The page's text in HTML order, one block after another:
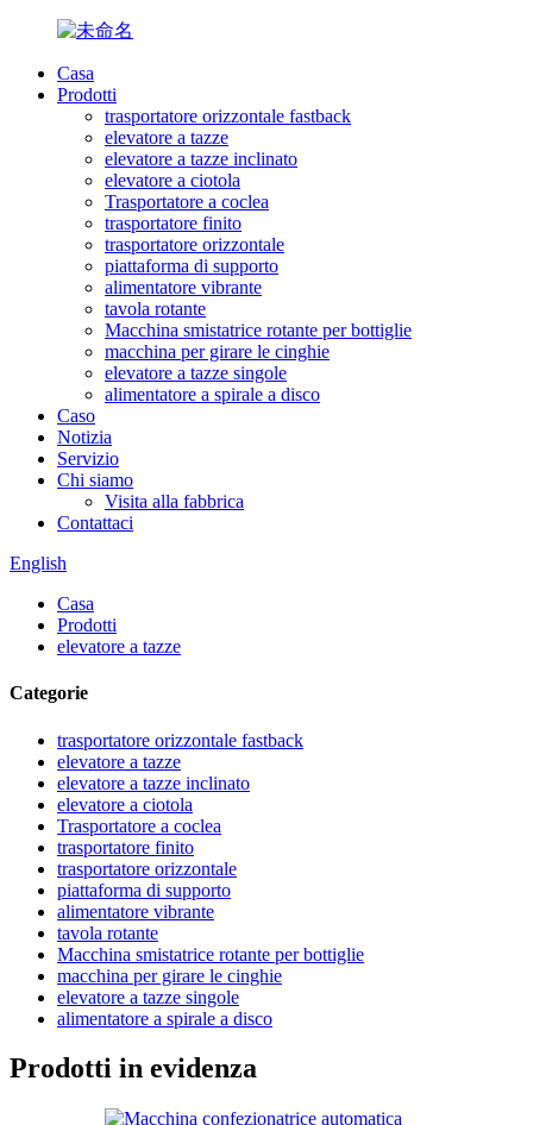
Casa
Prodotti
trasportatore orizzontale fastback
elevatore a tazze
elevatore a tazze inclinato
elevatore a ciotola
Trasportatore a coclea
trasportatore finito
trasportatore orizzontale
piattaforma di supporto
alimentatore vibrante
tavola rotante
Macchina smistatrice rotante per bottiglie
macchina per girare le cinghie
elevatore a tazze singole
alimentatore a spirale a disco
Caso
Notizia
Servizio
Chi siamo
Visita alla fabbrica
Contattaci
English
Casa
Prodotti
elevatore a tazze
Categorie
trasportatore orizzontale fastback
elevatore a tazze
elevatore a tazze inclinato
elevatore a ciotola
Trasportatore a coclea
trasportatore finito
trasportatore orizzontale
piattaforma di supporto
alimentatore vibrante
tavola rotante
Macchina smistatrice rotante per bottiglie
macchina per girare le cinghie
elevatore a tazze singole
alimentatore a spirale a disco
Prodotti in evidenza